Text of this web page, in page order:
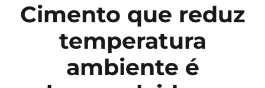
Cimento que reduz
temperatura
ambiente é